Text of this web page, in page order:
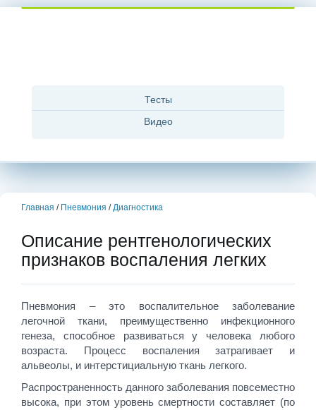
Тесты
Видео
Главная / Пневмония / Диагностика
Описание рентгенологических
признаков воспаления легких
Пневмония – это воспалительное заболевание
легочной ткани, преимущественно инфекционного
генеза, способное развиваться у человека любого
возраста. Процесс воспаления затрагивает и
альвеолы, и интерстициальную ткань легкого.
Распространенность данного заболевания повсеместно
высока, при этом уровень смертности составляет (по